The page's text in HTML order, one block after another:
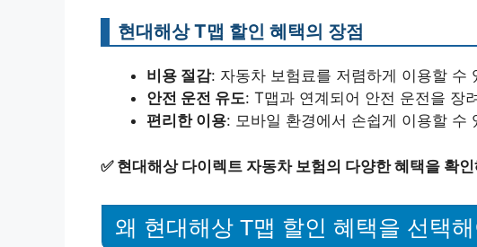
현대해상 T맵 할인 혜택의 장점
비용 절감: 자동차 보험료를 저렴하게 이용할 수
안전 운전 유도: T맵과 연계되어 안전 운전을 장
편리한 이용: 모바일 환경에서 손쉽게 이용할 수
✅ 현대해상 다이렉트 자동차 보험의 다양한 혜택을 확
왜 현대해상 T맵 할인 혜택을 선택